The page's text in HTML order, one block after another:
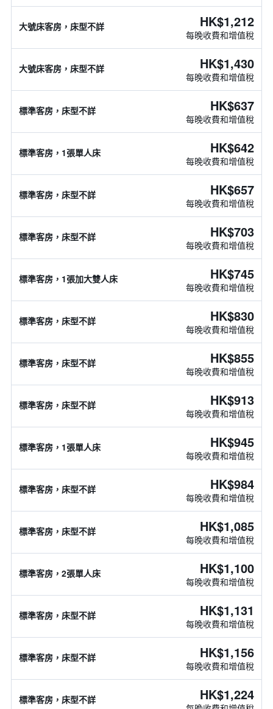
大號床客房，床型不詳 HK$1,212
每晚收費和增值稅
大號床客房，床型不詳 HK$1,430
每晚收費和增值稅
標準客房，床型不詳 HK$637
每晚收費和增值稅
標準客房，1張單人床 HK$642
每晚收費和增值稅
標準客房，床型不詳 HK$657
每晚收費和增值稅
標準客房，床型不詳 HK$703
每晚收費和增值稅
標準客房，1張加大雙人床 HK$745
每晚收費和增值稅
標準客房，床型不詳 HK$830
每晚收費和增值稅
標準客房，床型不詳 HK$855
每晚收費和增值稅
標準客房，床型不詳 HK$913
每晚收費和增值稅
標準客房，1張單人床 HK$945
每晚收費和增值稅
標準客房，床型不詳 HK$984
每晚收費和增值稅
標準客房，床型不詳 HK$1,085
每晚收費和增值稅
標準客房，2張單人床 HK$1,100
每晚收費和增值稅
標準客房，床型不詳 HK$1,131
每晚收費和增值稅
標準客房，床型不詳 HK$1,156
每晚收費和增值稅
標準客房，床型不詳 HK$1,224